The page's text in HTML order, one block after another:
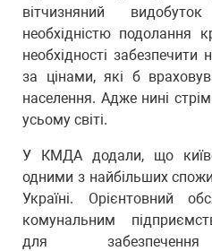
вітчизняний
необхідністю подолання
необхідності забезпечити
за цінами, які б
населення. Адже нині
усьому світі.
У КМДА додали, що
одними з найбільших
Україні. Орієнтовний
комунальним
для забезпечення